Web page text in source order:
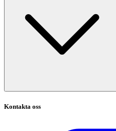
Kontakta oss